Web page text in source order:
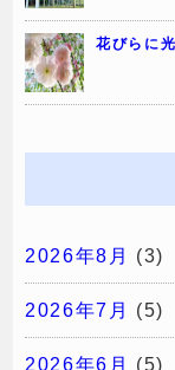
花びらに
2026年8月 (3)
2026年7月 (5)
2026年6月 (5)